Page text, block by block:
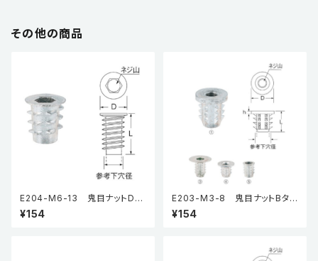
その他の商品
E204-M6-13 鬼目ナットDタ
イプ（5個入り）
¥154
E203-M3-8 鬼目ナットBタイ
プ（5個入り）
¥154